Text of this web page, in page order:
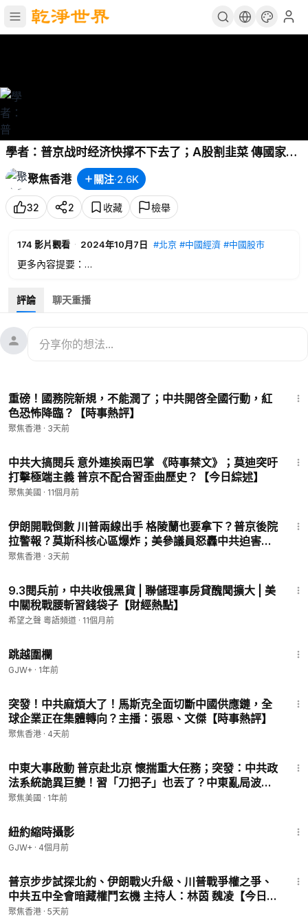
學者：普京战时经济快撑不下去了；A股割韭菜 傳國家隊
已落袋為安 主播：欣桐【財經世界】
聚焦香港
關注·2.6K
32 2 收藏 檢舉
174 影片觀看 · 2024年10月7日 #北京 #中國經濟 #中國股市
更多內容提要：
03:23
企業和個股信息
05:03
07:56學者：普京战时经济快撑不下去了
09:29
希望之聲TV「財經早報」節目，為您帶來全球最新最快、最真實
的市場資訊以及經濟熱點議題，幫助您快速了解市場變化及投資
#北京 #中國經濟 #中國股市
🌻🎈透過Patreon（https://www.patreon.com/SoundofHopeN
ews）支持我們，您的支持將是我們創作出好作品的動力。您也
可以隨時取消訂閱。
578-0088
🤝廣告合作洽談 ►soh-tv@soundofhope.org
💟捐助我們 ►https://donorbox.org/soh-tv-2
評論 聊天重播
重磅！國務院新規，不能潤了；中共開啓全國行動，紅
色恐怖降臨？【時事熱評】
聚焦香港 · 3天前
中共大搞閱兵 意外連挨兩巴掌 《時事禁文》；莫迪突吁
打擊極端主義 普京不配合習歪曲歷史？【今日綜述】
聚焦美國 · 11個月前
伊朗開戰倒數 川普兩線出手 格陵蘭也要拿下？普京後院
拉警報？莫斯科核心區爆炸；美參議員怒轟中共迫害法
輪功 痛斥活摘器官【今日看點】
聚焦香港 · 3天前
9.3閱兵前，中共收俄黑貨 | 聯儲理事房貸醜聞擴大 | 美
中關稅戰腰斬習錢袋子【財經熱點】
希望之聲 粵語頻道 · 11個月前
跳越圍欄
GJW+ · 1年前
突發！中共麻煩大了！馬斯克全面切斷中國供應鏈，全
球企業正在集體轉向？主播：張恩、文傑【時事熱評】
聚焦香港 · 4天前
中東大事啟動 普京赴北京 懷揣重大任務；突發：中共政
法系統詭異巨變！習「刀把子」也丟了？中東亂局波及
北京 川普政權更迭震撼極權世界【今日綜述】
聚焦美國 · 1年前
紐約縮時攝影
GJW+ · 4個月前
普京步步試探北約、伊朗戰火升級、川普戰爭權之爭、
中共五中全會暗藏權鬥玄機 主持人：林茵 魏凌【今日點
睇】
聚焦香港 · 5天前